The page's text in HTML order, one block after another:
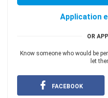
Application
OR
Know someone who would be
let
FACEBOOK